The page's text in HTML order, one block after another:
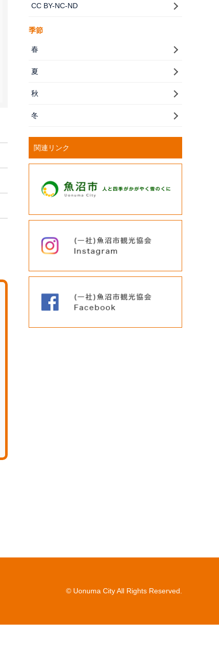
CC BY-NC-ND
季節
春
夏
秋
冬
関連リンク
© Uonuma City All Rights Reserved.